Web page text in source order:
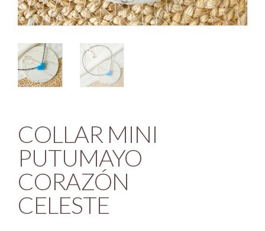
COLLAR MINI
PUTUMAYO
CORAZÓN
CELESTE